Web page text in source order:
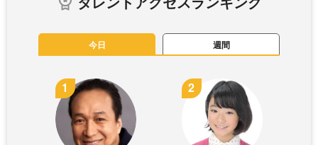
今日 週間